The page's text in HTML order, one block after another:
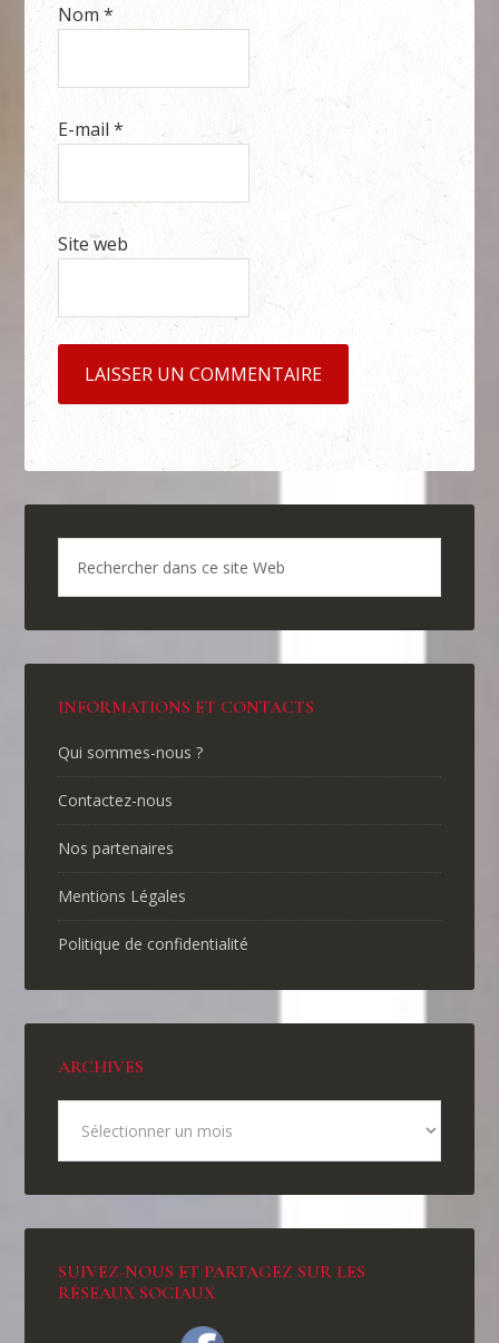
Nom*
E-mail*
Site web
INFORMATIONS ET CONTACTS
Qui sommes-nous ?
Contactez-nous
Nos partenaires
Mentions Légales
Politique de confidentialité
ARCHIVES
SUIVEZ-NOUS ET PARTAGEZ SUR LES
RÉSEAUX SOCIAUX